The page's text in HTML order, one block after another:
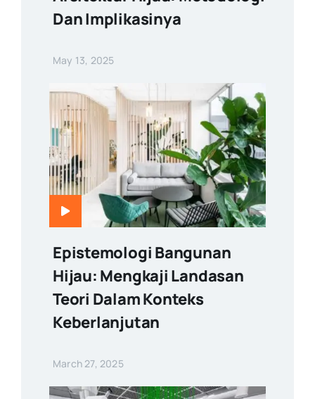
Dan Implikasinya
May 13, 2025
Epistemologi Bangunan
Hijau: Mengkaji Landasan
Teori Dalam Konteks
Keberlanjutan
March 27, 2025